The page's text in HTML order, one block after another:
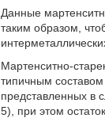
Данные
таким образом,
Мартенситно-
типичным
представленных в
5), при этом